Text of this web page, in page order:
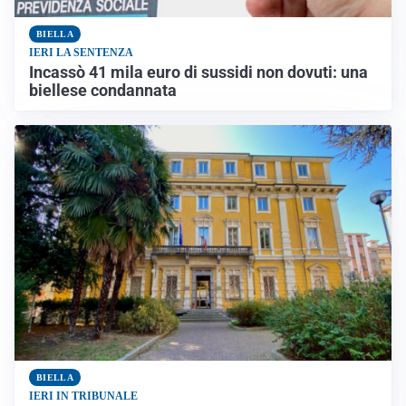
BIELLA
IERI LA SENTENZA
Incassò 41 mila euro di sussidi non dovuti: una
biellese condannata
BIELLA
IERI IN TRIBUNALE